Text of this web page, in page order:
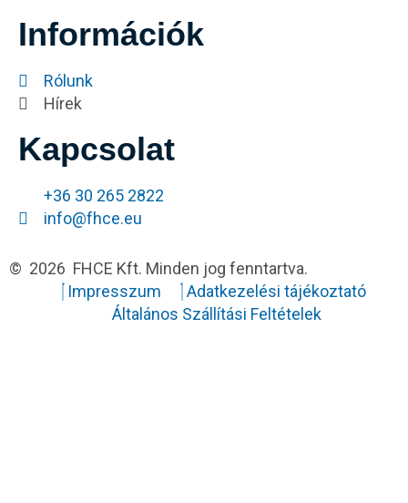
Információk
Rólunk
Hírek
Kapcsolat
+36 30 265 2822
info@fhce.eu
© 2026 FHCE Kft. Minden jog fenntartva.
Impresszum
Adatkezelési tájékoztató
Általános Szállítási Feltételek